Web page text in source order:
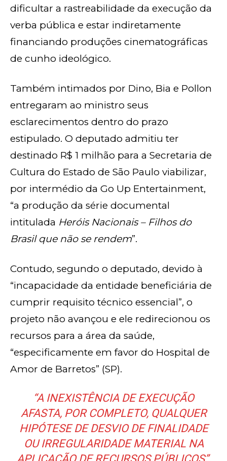
dificultar a rastreabilidade da execução da
verba pública e estar indiretamente
financiando produções cinematográficas
de cunho ideológico.
Também intimados por Dino, Bia e Pollon
entregaram ao ministro seus
esclarecimentos dentro do prazo
estipulado. O deputado admitiu ter
destinado R$ 1 milhão para a Secretaria de
Cultura do Estado de São Paulo viabilizar,
por intermédio da Go Up Entertainment,
“a produção da série documental
intitulada Heróis Nacionais – Filhos do
Brasil que não se rendem”.
Contudo, segundo o deputado, devido à
“incapacidade da entidade beneficiária de
cumprir requisito técnico essencial”, o
projeto não avançou e ele redirecionou os
recursos para a área da saúde,
“especificamente em favor do Hospital de
Amor de Barretos” (SP).
“A INEXISTÊNCIA DE EXECUÇÃO
AFASTA, POR COMPLETO, QUALQUER
HIPÓTESE DE DESVIO DE FINALIDADE
OU IRREGULARIDADE MATERIAL NA